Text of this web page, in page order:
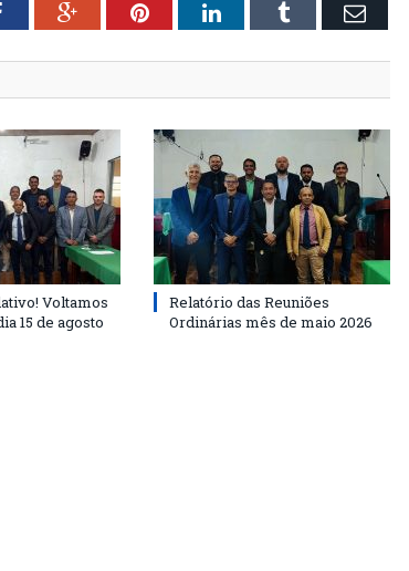
FacebookGoogle+PinterestLinkedInTumblr Email
Voltamos
15 de agosto
Relatório das Reuniões
Ordinárias mês de maio 2026